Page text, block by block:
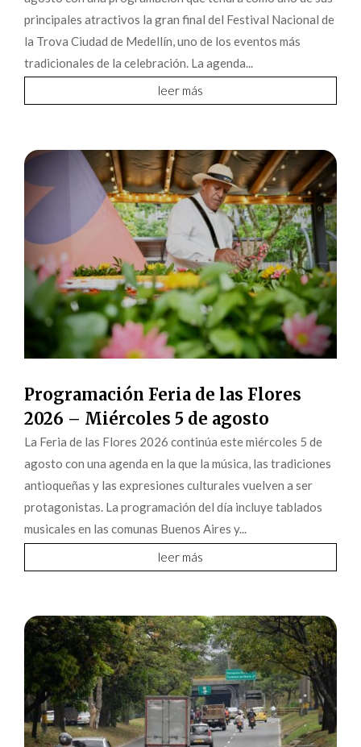
principales atractivos la gran final del Festival Nacional de
la Trova Ciudad de Medellín, uno de los eventos más
tradicionales de la celebración. La agenda...
leer más
Programación Feria de las Flores
2026 – Miércoles 5 de agosto
La Feria de las Flores 2026 continúa este miércoles 5 de
agosto con una agenda en la que la música, las tradiciones
antioqueñas y las expresiones culturales vuelven a ser
protagonistas. La programación del día incluye tablados
musicales en las comunas Buenos Aires y...
leer más